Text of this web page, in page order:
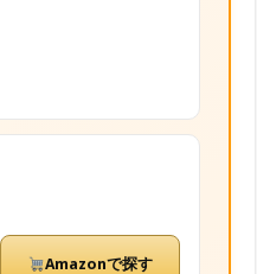
Amazonで探す